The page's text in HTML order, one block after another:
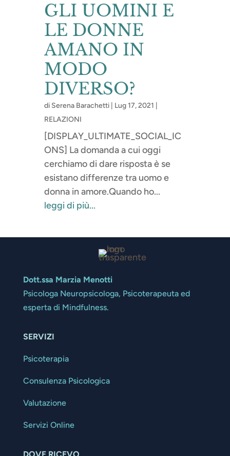
GLI UOMINI E
LE DONNE
AMANO IN
MODO
DIVERSO?
di Serena Barachetti Lug 17, 2021
RELAZIONI
[DISPLAY_ULTIMATE_SOCIAL_IC
ONS] La domanda a cui oggi
cerchiamo di dare risposta è se
esistano differenze tra uomo e
donna in amore.Quando ho...
leggi di più...
Dott.ssa Marzia Menotti
Psicologa Neuropsicologa, Psicoterapeuta ed
esperta di Mindfulness.
SERVIZI
Psicoterapia
Consulenza Psicologica
Valutazione
Servizi Online